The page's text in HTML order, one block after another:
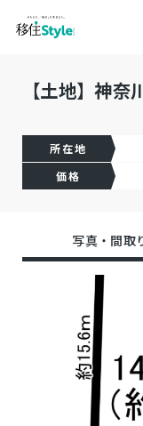
【土地】神
所在地
価格
写真・間取